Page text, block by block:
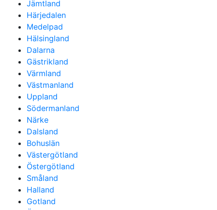
Jämtland
Härjedalen
Medelpad
Hälsingland
Dalarna
Gästrikland
Värmland
Västmanland
Uppland
Södermanland
Närke
Dalsland
Bohuslän
Västergötland
Östergötland
Småland
Halland
Gotland